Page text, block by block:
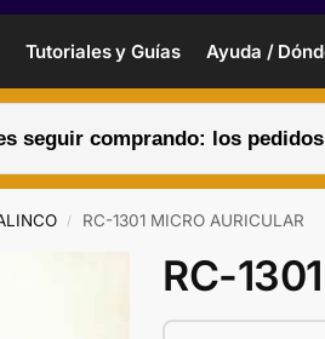
Tutoriales y Guías Ayuda /
seguir comprando: los
/ RC-1301 MICRO AURICULAR
RC-